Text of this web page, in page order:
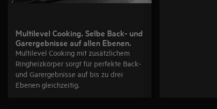
Multilevel Cooking. Selbe Back- und
Garergebnisse auf allen Ebenen.
Multilevel Cooking mit zusätzlichem
Ringheizkörper sorgt für perfekte Back-
und Garergebnisse auf bis zu drei
Ebenen gleichzeitig.